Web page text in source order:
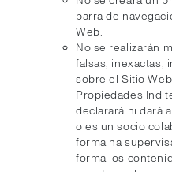
barra de
Web.
No se realizarán
falsas, inexactas,
sobre el Sitio
Propiedades
declarará ni dará
o es un socio
forma ha
forma los